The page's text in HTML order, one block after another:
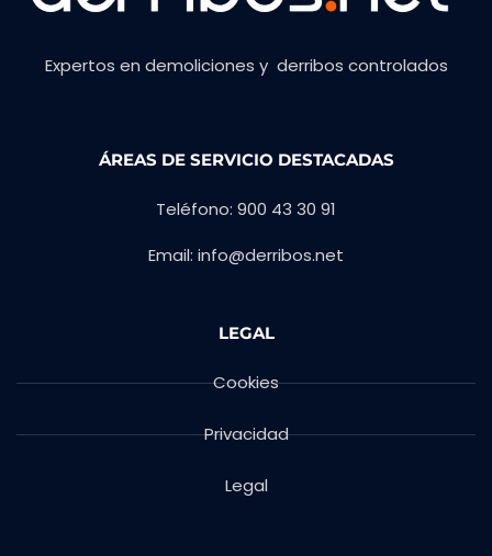
Expertos en demoliciones y derribos controlados
ÁREAS DE SERVICIO DESTACADAS
Teléfono: 900 43 30 91
Email: info@derribos.net
LEGAL
Cookies
Privacidad
Legal